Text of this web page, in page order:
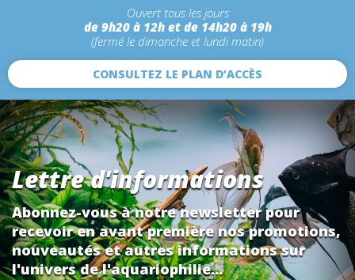
Ouvert tous les jours
de 9h20 à 12h et de 14h20 à 19h
(fermé le dimanche et lundi matin)
CONSULTEZ LE PLAN D’ACCÈS
Lettre d'informations
Abonnez-vous à notre newsletter pour
recevoir en avant première nos promotions,
nouveautés et autres informations sur
l'univers de l'aquariophilie...